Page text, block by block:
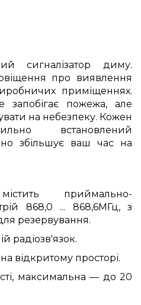
сигналізатор диму.
про виявлення
приміщеннях.
запобігає пожежа, але
на небезпеку. Кожен
встановлений
збільшує ваш час на
приймально-
868,0 ... 868,6МГц, з
резервування.
радіозв'язок.
відкритому просторі.
максимальна — до 20